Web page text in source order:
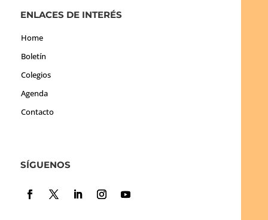
ENLACES DE INTERÉS
Home
Boletín
Colegios
Agenda
Contacto
SÍGUENOS